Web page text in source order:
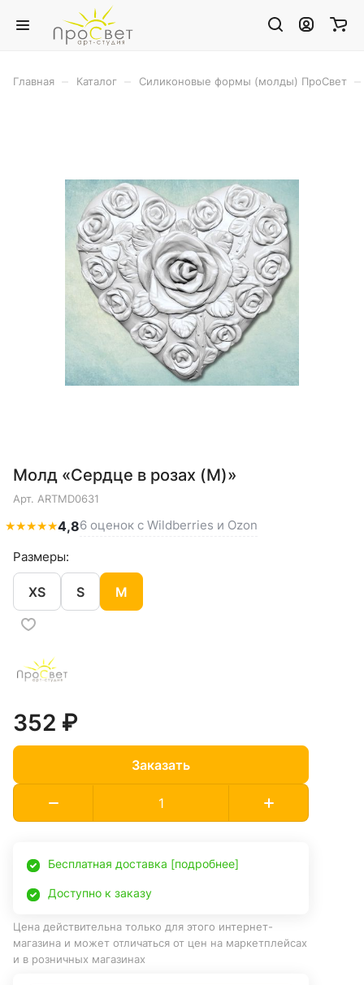
Главная Каталог Силиконовые формы (молды) ПроСвет
Молд «Сердце в розах (M)»
Арт. ARTMD0631
★★★★★4,86 оценок с Wildberries и Ozon
Размеры:
XS S M
352 ₽
Заказать
Бесплатная доставка [подробнее]
Доступно к заказу
Цена действительна только для этого интернет-
магазина и может отличаться от цен на маркетплейсах
и в розничных магазинах